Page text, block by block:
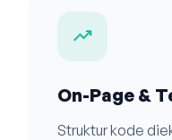
trending_up
On-Page &
Struktur kode